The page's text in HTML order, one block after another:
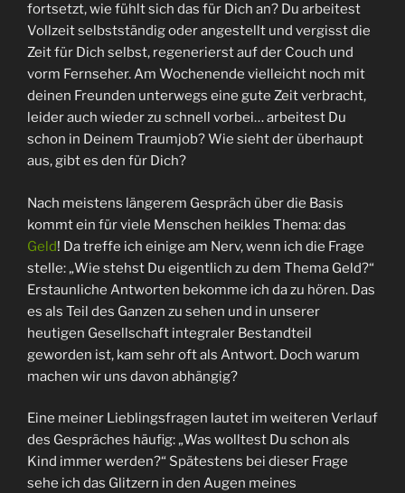
fortsetzt, wie fühlt sich das für Dich an? Du arbeitest
Vollzeit selbstständig oder angestellt und vergisst die
Zeit für Dich selbst, regenerierst auf der Couch und
vorm Fernseher. Am Wochenende vielleicht noch mit
deinen Freunden unterwegs eine gute Zeit verbracht,
leider auch wieder zu schnell vorbei… arbeitest Du
schon in Deinem Traumjob? Wie sieht der überhaupt
aus, gibt es den für Dich?
Nach meistens längerem Gespräch über die Basis
kommt ein für viele Menschen heikles Thema: das
Geld! Da treffe ich einige am Nerv, wenn ich die Frage
stelle: „Wie stehst Du eigentlich zu dem Thema Geld?“
Erstaunliche Antworten bekomme ich da zu hören. Das
es als Teil des Ganzen zu sehen und in unserer
heutigen Gesellschaft integraler Bestandteil
geworden ist, kam sehr oft als Antwort. Doch warum
machen wir uns davon abhängig?
Eine meiner Lieblingsfragen lautet im weiteren Verlauf
des Gespräches häufig: „Was wolltest Du schon als
Kind immer werden?“ Spätestens bei dieser Frage
sehe ich das Glitzern in den Augen meines